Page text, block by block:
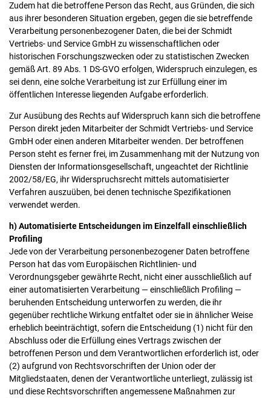
Zudem hat die betroffene Person das Recht, aus Gründen, die sich
aus ihrer besonderen Situation ergeben, gegen die sie betreffende
Verarbeitung personenbezogener Daten, die bei der Schmidt
Vertriebs- und Service GmbH zu wissenschaftlichen oder
historischen Forschungszwecken oder zu statistischen Zwecken
gemäß Art. 89 Abs. 1 DS-GVO erfolgen, Widerspruch einzulegen, es
sei denn, eine solche Verarbeitung ist zur Erfüllung einer im
öffentlichen Interesse liegenden Aufgabe erforderlich.
Zur Ausübung des Rechts auf Widerspruch kann sich die betroffene
Person direkt jeden Mitarbeiter der Schmidt Vertriebs- und Service
GmbH oder einen anderen Mitarbeiter wenden. Der betroffenen
Person steht es ferner frei, im Zusammenhang mit der Nutzung von
Diensten der Informationsgesellschaft, ungeachtet der Richtlinie
2002/58/EG, ihr Widerspruchsrecht mittels automatisierter
Verfahren auszuüben, bei denen technische Spezifikationen
verwendet werden.
h) Automatisierte Entscheidungen im Einzelfall einschließlich
Profiling
Jede von der Verarbeitung personenbezogener Daten betroffene
Person hat das vom Europäischen Richtlinien- und
Verordnungsgeber gewährte Recht, nicht einer ausschließlich auf
einer automatisierten Verarbeitung — einschließlich Profiling —
beruhenden Entscheidung unterworfen zu werden, die ihr
gegenüber rechtliche Wirkung entfaltet oder sie in ähnlicher Weise
erheblich beeinträchtigt, sofern die Entscheidung (1) nicht für den
Abschluss oder die Erfüllung eines Vertrags zwischen der
betroffenen Person und dem Verantwortlichen erforderlich ist, oder
(2) aufgrund von Rechtsvorschriften der Union oder der
Mitgliedstaaten, denen der Verantwortliche unterliegt, zulässig ist
und diese Rechtsvorschriften angemessene Maßnahmen zur